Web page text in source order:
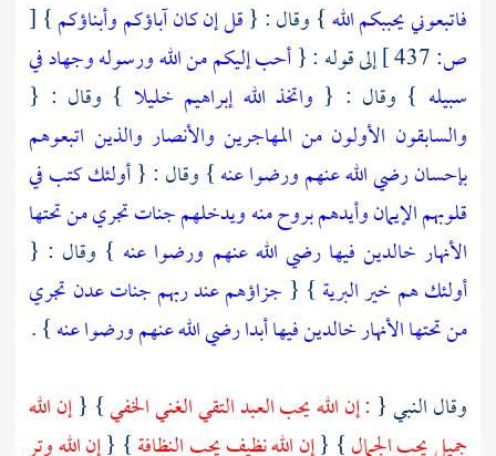
فاتبعوني يحببكم الله} وقال : {قل إن كان آباؤكم وأبناؤكم}
[
ص:
إلى قوله : {أحب إليكم من الله ورسوله وجهاد في
سبيله } وقال : { واتخذ الله إبراهيم خليلا } وقال : {
والسابقون الأولون من المهاجرين والأنصار والذين اتبعوهم
بإحسان رضي الله عنهم ورضوا عنه} وقال : {أولئك كتب في
قلوبهم الإيمان وأيدهم بروح منه ويدخلهم جنات تجري من تحتها
الأنهار خالدين فيها رضي الله عنهم ورضوا عنه } وقال : {
أولئك هم خير البرية } { جزاؤهم عند ربهم جنات عدن تجري
من تحتها الأنهار خالدين فيها أبدا رضي الله عنهم ورضوا عنه} .
وقال النبي { : إن الله يحب العبد التقي الغني الخفي} {إن الله
جميل يحب الجمال} {إن الله نظيف يحب النظافة} {إن الله وتر